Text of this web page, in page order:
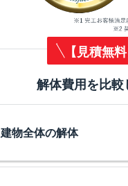
【見積無
解体費用を比
建物全体の解体